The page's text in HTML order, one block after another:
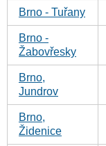
Brno - Tuřany
Brno -
Žabovřesky
Brno,
Jundrov
Brno,
Židenice